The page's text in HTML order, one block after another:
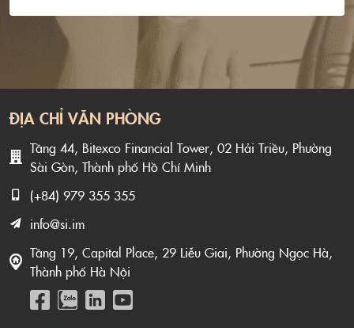
ĐỊA CHỈ VĂN PHÒNG
Tầng 44, Bitexco Financial Tower, 02 Hải Triều, Phường
Sài Gòn, Thành phố Hồ Chí Minh
(+84) 979 355 355
info@si.im
Tầng 19, Capital Place, 29 Liễu Giai, Phường Ngọc Hà,
Thành phố Hà Nội